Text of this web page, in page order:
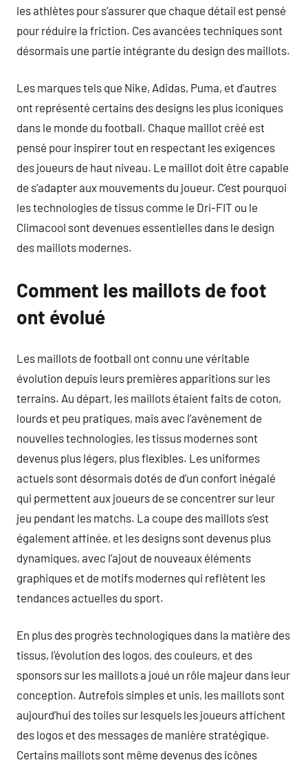
les athlètes pour s’assurer que chaque détail est pensé
pour réduire la friction. Ces avancées techniques sont
désormais une partie intégrante du design des maillots.
Les marques tels que Nike, Adidas, Puma, et d’autres
ont représenté certains des designs les plus iconiques
dans le monde du football. Chaque maillot créé est
pensé pour inspirer tout en respectant les exigences
des joueurs de haut niveau. Le maillot doit être capable
de s’adapter aux mouvements du joueur. C’est pourquoi
les technologies de tissus comme le Dri-FIT ou le
Climacool sont devenues essentielles dans le design
des maillots modernes.
Comment les maillots de foot
ont évolué
Les maillots de football ont connu une véritable
évolution depuis leurs premières apparitions sur les
terrains. Au départ, les maillots étaient faits de coton,
lourds et peu pratiques, mais avec l’avènement de
nouvelles technologies, les tissus modernes sont
devenus plus légers, plus flexibles. Les uniformes
actuels sont désormais dotés de d’un confort inégalé
qui permettent aux joueurs de se concentrer sur leur
jeu pendant les matchs. La coupe des maillots s’est
également affinée, et les designs sont devenus plus
dynamiques, avec l’ajout de nouveaux éléments
graphiques et de motifs modernes qui reflètent les
tendances actuelles du sport.
En plus des progrès technologiques dans la matière des
tissus, l’évolution des logos, des couleurs, et des
sponsors sur les maillots a joué un rôle majeur dans leur
conception. Autrefois simples et unis, les maillots sont
aujourd’hui des toiles sur lesquels les joueurs affichent
des logos et des messages de manière stratégique.
Certains maillots sont même devenus des icônes